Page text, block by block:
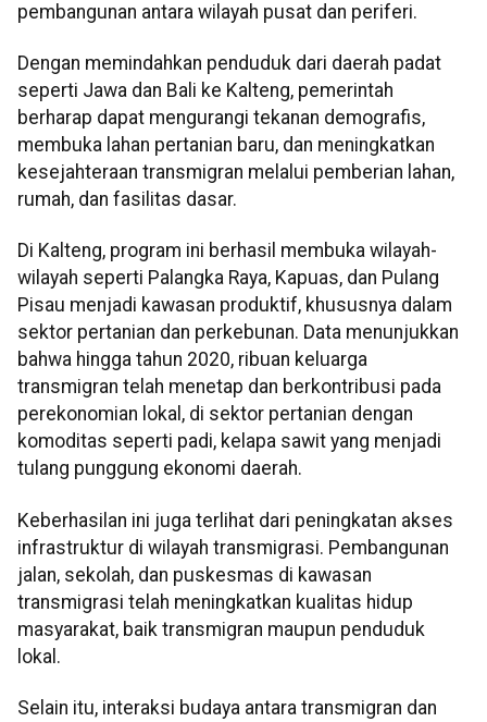
pembangunan antara wilayah pusat dan periferi.
Dengan memindahkan penduduk dari daerah padat
seperti Jawa dan Bali ke Kalteng, pemerintah
berharap dapat mengurangi tekanan demografis,
membuka lahan pertanian baru, dan meningkatkan
kesejahteraan transmigran melalui pemberian lahan,
rumah, dan fasilitas dasar.
Di Kalteng, program ini berhasil membuka wilayah-
wilayah seperti Palangka Raya, Kapuas, dan Pulang
Pisau menjadi kawasan produktif, khususnya dalam
sektor pertanian dan perkebunan. Data menunjukkan
bahwa hingga tahun 2020, ribuan keluarga
transmigran telah menetap dan berkontribusi pada
perekonomian lokal, di sektor pertanian dengan
komoditas seperti padi, kelapa sawit yang menjadi
tulang punggung ekonomi daerah.
Keberhasilan ini juga terlihat dari peningkatan akses
infrastruktur di wilayah transmigrasi. Pembangunan
jalan, sekolah, dan puskesmas di kawasan
transmigrasi telah meningkatkan kualitas hidup
masyarakat, baik transmigran maupun penduduk
lokal.
Selain itu, interaksi budaya antara transmigran dan